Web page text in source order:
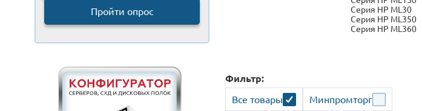
Пройти опрос
Серия HP ML30
Серия HP ML350
Серия HP ML360
Фильтр:
Все товары Минпромторг